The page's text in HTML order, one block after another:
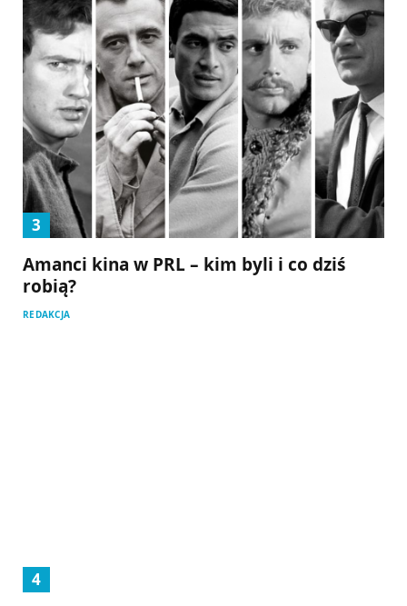
Amanci kina w PRL – kim byli i co dziś
robią?
REDAKCJA